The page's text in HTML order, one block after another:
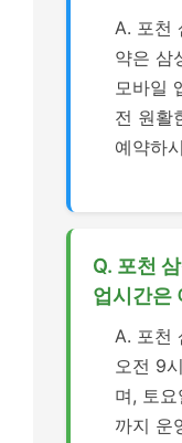
A. 포천
약은 삼
모바일
전 원활
예약하
Q. 포천
업시간은
A. 포천
오전 9
며, 토
까지 운